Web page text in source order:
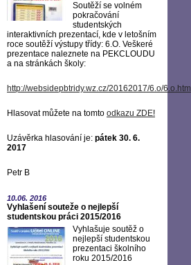
Soutěží se volném
pokračování
studentských
interaktivních prezentací, kde v letošním
roce soutěží výstupy třídy: 6.O. Veškeré
prezentace naleznete na PEKCLOUDU
a na stránkách školy:
http://websidepbtridy.wz.cz/20162017/6.o/6.o.htm
Hlasovat můžete na tomto odkazu ZDE!
Uzávěrka hlasování je: pátek 30. 6.
2017
Petr B
10.06. 2016
Vyhlašení souteže o nejlepší
studentskou práci 2015/2016
Vyhlašuje soutěž o
nejlepší studentskou
prezentaci školního
roku 2015/2016